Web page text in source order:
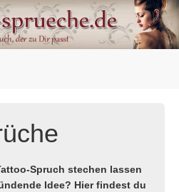
Spruch stechen lassen
Idee? Hier findest du